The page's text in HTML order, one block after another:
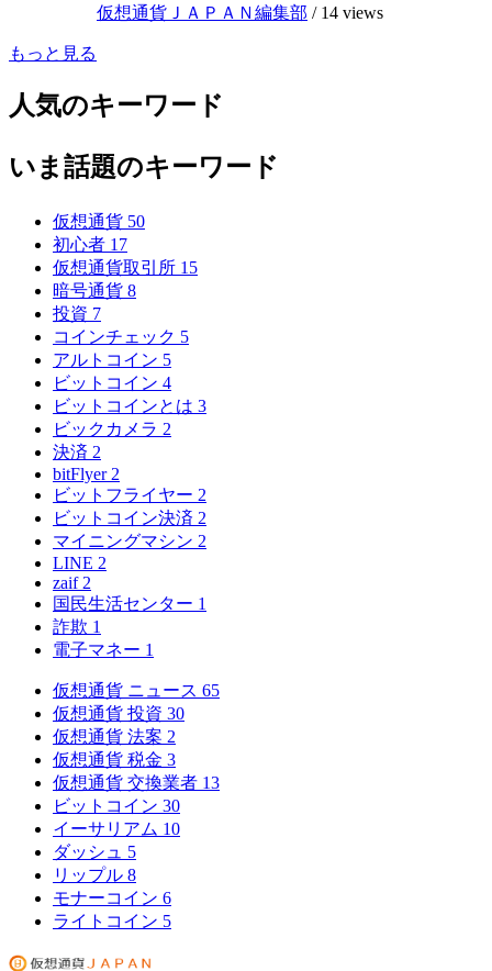
仮想通貨ＪＡＰＡＮ編集部 / 14 views
もっと見る
人気のキーワード
いま話題のキーワード
仮想通貨 50
初心者 17
仮想通貨取引所 15
暗号通貨 8
投資 7
コインチェック 5
アルトコイン 5
ビットコイン 4
ビットコインとは 3
ビックカメラ 2
決済 2
bitFlyer 2
ビットフライヤー 2
ビットコイン決済 2
マイニングマシン 2
LINE 2
zaif 2
国民生活センター 1
詐欺 1
電子マネー 1
仮想通貨 ニュース 65
仮想通貨 投資 30
仮想通貨 法案 2
仮想通貨 税金 3
仮想通貨 交換業者 13
ビットコイン 30
イーサリアム 10
ダッシュ 5
リップル 8
モナーコイン 6
ライトコイン 5